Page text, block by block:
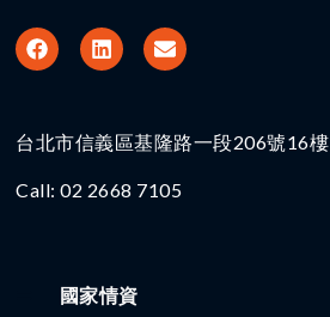
台北市信義區基隆路一段206號16樓​
Call: 02 2668 7105
國家情資